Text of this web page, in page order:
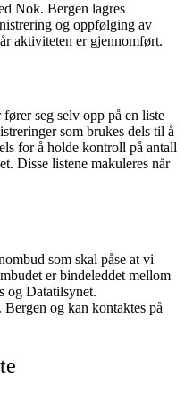
Nok. Bergen lagres
og oppfølging av
aktiviteten er gjennomført.
seg selv opp på en liste
som brukes dels til å
for å holde kontroll på antall
Disse listene makuleres når
som skal påse at vi
er bindeleddet mellom
og Datatilsynet.
og kan kontaktes på